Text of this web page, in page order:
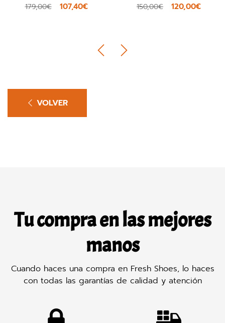
179,00€ 107,40€ 150,00€ 120,00€
VOLVER
Tu compra en las mejores
manos
Cuando haces una compra en Fresh Shoes, lo haces
con todas las garantías de calidad y atención